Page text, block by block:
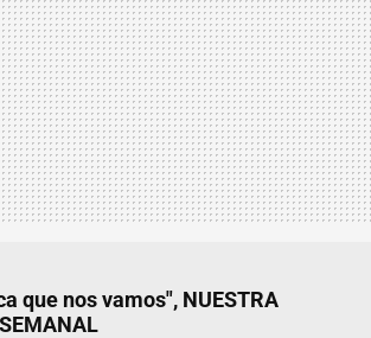
que nos vamos", NUESTRA